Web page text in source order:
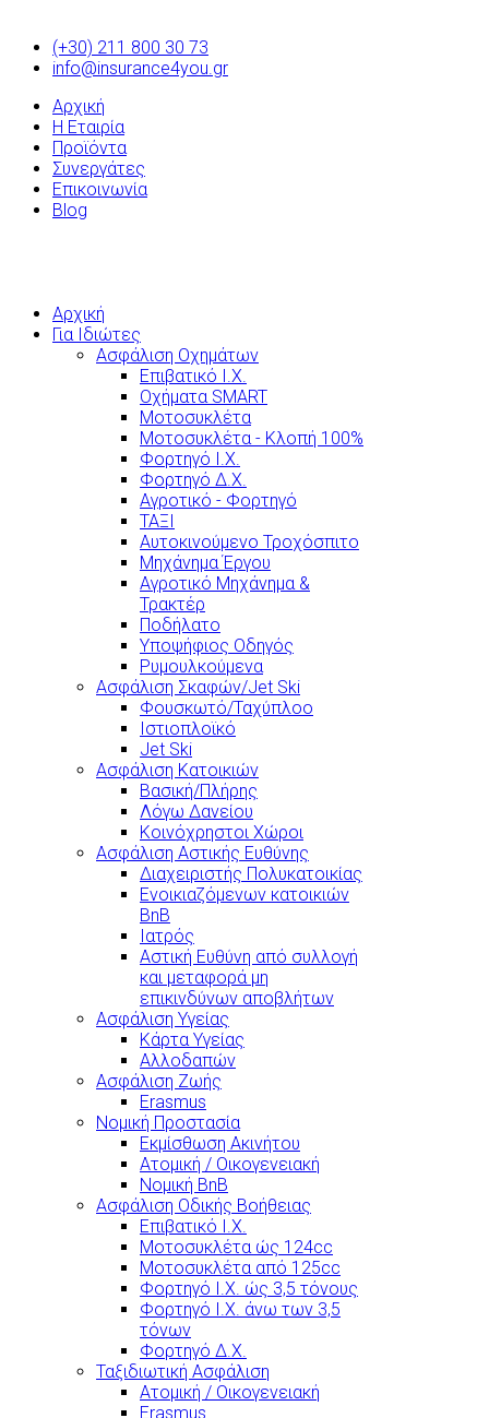
(+30) 211 800 30 73
info@insurance4you.gr
Αρχική
Η Εταιρία
Προϊόντα
Συνεργάτες
Επικοινωνία
Blog
Αρχική
Για Ιδιώτες
Ασφάλιση Οχημάτων
Επιβατικό Ι.Χ.
Οχήματα SMART
Μοτοσυκλέτα
Μοτοσυκλέτα - Κλοπή 100%
Φορτηγό Ι.Χ.
Φορτηγό Δ.Χ.
Αγροτικό - Φορτηγό
ΤΑΞΙ
Αυτοκινούμενο Τροχόσπιτο
Μηχάνημα Έργου
Αγροτικό Μηχάνημα &
Τρακτέρ
Ποδήλατο
Υποψήφιος Οδηγός
Ρυμουλκούμενα
Ασφάλιση Σκαφών/Jet Ski
Φουσκωτό/Ταχύπλοο
Ιστιοπλοϊκό
Jet Ski
Ασφάλιση Κατοικιών
Βασική/Πλήρης
Λόγω Δανείου
Κοινόχρηστοι Χώροι
Ασφάλιση Αστικής Ευθύνης
Διαχειριστής Πολυκατοικίας
Ενοικιαζόμενων κατοικιών
BnB
Ιατρός
Αστική Ευθύνη από συλλογή
και μεταφορά μη
επικινδύνων αποβλήτων
Ασφάλιση Υγείας
Κάρτα Υγείας
Αλλοδαπών
Ασφάλιση Ζωής
Erasmus
Νομική Προστασία
Εκμίσθωση Ακινήτου
Ατομική / Οικογενειακή
Νομική BnB
Ασφάλιση Οδικής Βοήθειας
Επιβατικό Ι.Χ.
Μοτοσυκλέτα ώς 124cc
Μοτοσυκλέτα από 125cc
Φορτηγό Ι.Χ. ώς 3,5 τόνους
Φορτηγό Ι.Χ. άνω των 3,5
τόνων
Φορτηγό Δ.Χ.
Ταξιδιωτική Ασφάλιση
Ατομική / Οικογενειακή
Erasmus